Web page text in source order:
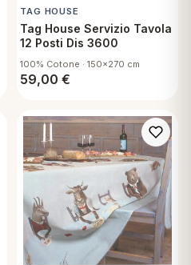
TAG HOUSE
Tag House Servizio Tavola
12 Posti Dis 3600
100% Cotone · 150x270 cm
59,00 €